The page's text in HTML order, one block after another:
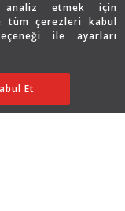
etmek için
tüm çerezleri kabul
ile ayarları
Düzenle
Et
SATIN ALIN
Diamond
tüm hakları